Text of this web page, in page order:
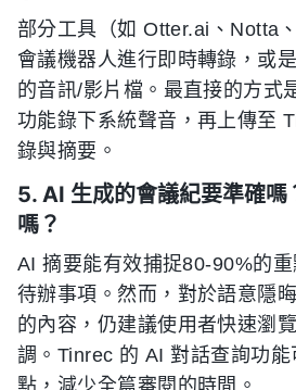
部分工具（如 Otter.ai、Notta
會議機器人進行即時轉錄，或
的音訊/影片檔。最直接的方式
功能錄下系統聲音，再上傳至
錄與摘要。
5. AI 生成的會議紀要準確嗎
嗎？
AI 摘要能有效捕捉80-90%的
待辦事項。然而，對於語意隱
的內容，仍建議使用者快速瀏
調。Tinrec 的 AI 對話查詢功能
點，減少全篇審閱的時間。